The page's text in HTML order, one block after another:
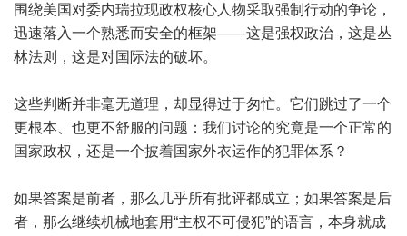
围绕美国对委内瑞拉现政权核心人物采取强制行动的争论，
迅速落入一个熟悉而安全的框架——这是强权政治，这是丛
林法则，这是对国际法的破坏。
这些判断并非毫无道理，却显得过于匆忙。它们跳过了一个
更根本、也更不舒服的问题：我们讨论的究竟是一个正常的
国家政权，还是一个披着国家外衣运作的犯罪体系？
如果答案是前者，那么几乎所有批评都成立；如果答案是后
者，那么继续机械地套用“主权不可侵犯”的语言，本身就成